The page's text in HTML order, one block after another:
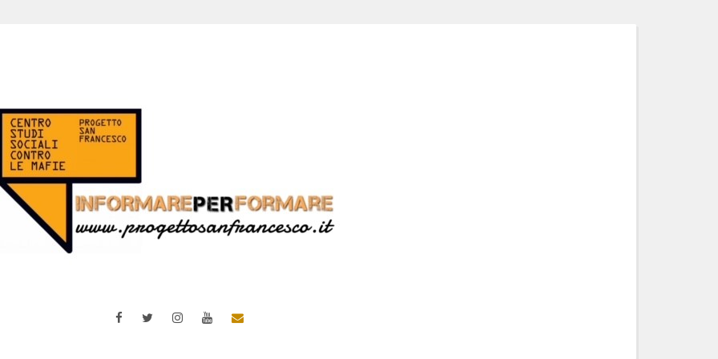
FacebookTwitterInstagramYouTubeEmail